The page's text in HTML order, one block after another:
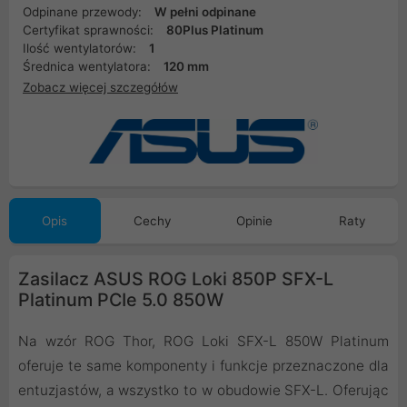
Odpinane przewody:
W pełni odpinane
Certyfikat sprawności:
80Plus Platinum
Ilość wentylatorów:
1
Średnica wentylatora:
120 mm
Zobacz więcej szczegółów
Opis Cechy Opinie Raty
Zasilacz ASUS ROG Loki 850P SFX-L
Platinum PCIe 5.0 850W
Na wzór ROG Thor, ROG Loki SFX-L 850W Platinum
oferuje te same komponenty i funkcje przeznaczone dla
entuzjastów, a wszystko to w obudowie SFX-L. Oferując